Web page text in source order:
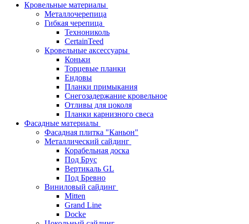
Кровельные материалы
Металлочерепица
Гибкая черепица
Технониколь
CertainTeed
Кровельные аксессуары
Коньки
Торцевые планки
Ендовы
Планки примыкания
Снегозадержание кровельное
Отливы для цоколя
Планки карнизного свеса
Фасадные материалы
Фасадная плитка "Каньон"
Металлический сайдинг
Корабельная доска
Под Брус
Вертикаль GL
Под Бревно
Виниловый сайдинг
Mitten
Grand Line
Docke